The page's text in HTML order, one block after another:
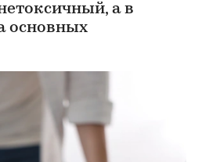
а в
основных